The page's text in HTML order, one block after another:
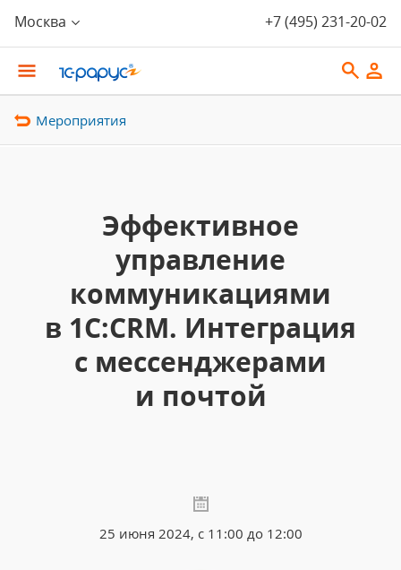
Москва +7 (495) 231-20-02
Мероприятия
Эффективное
управление
коммуникациями
в 1С:CRM. Интеграция
с мессенджерами
и почтой
25 июня 2024, с 11:00 до 12:00